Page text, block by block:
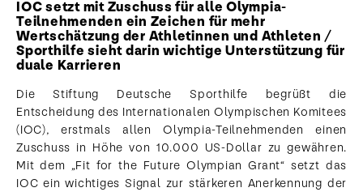
IOC setzt mit Zuschuss für alle Olympia-
Teilnehmenden ein Zeichen für mehr
Wertschätzung der Athletinnen und Athleten /
Sporthilfe sieht darin wichtige Unterstützung für
duale Karrieren
Die Stiftung Deutsche Sporthilfe begrüßt die
Entscheidung des Internationalen Olympischen Komitees
(IOC), erstmals allen Olympia-Teilnehmenden einen
Zuschuss in Höhe von 10.000 US-Dollar zu gewähren.
Mit dem „Fit for the Future Olympian Grant“ setzt das
IOC ein wichtiges Signal zur stärkeren Anerkennung der